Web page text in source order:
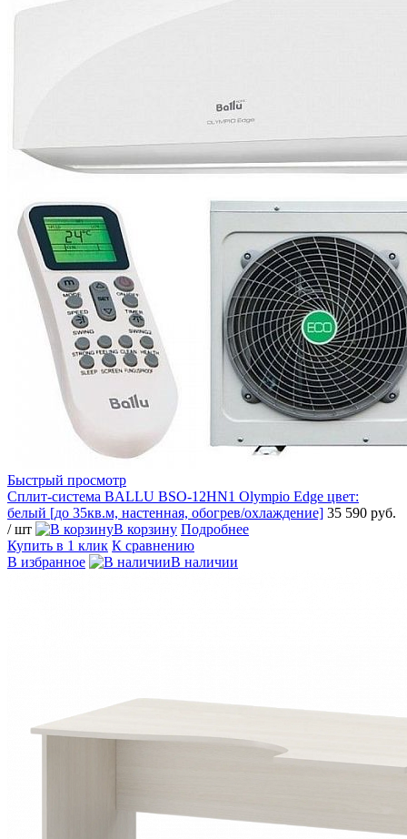
Быстрый просмотр
Сплит-система BALLU BSO-12HN1 Olympio Edge цвет:
белый [до 35кв.м, настенная, обогрев/охлаждение] 35 590 руб.
/ шт
В корзину Подробнее
Купить в 1 клик К сравнению
В избранное
В наличии